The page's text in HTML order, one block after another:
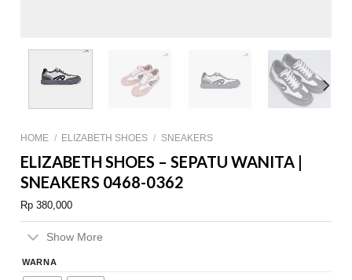
HOME / ELIZABETH SHOES / SNEAKERS
ELIZABETH SHOES – SEPATU WANITA |
SNEAKERS 0468-0362
Rp 380,000
Show More
WARNA